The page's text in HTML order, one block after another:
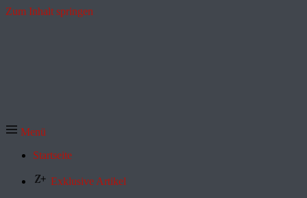
Zum Inhalt springen
Menü
Startseite
Exklusive Artikel